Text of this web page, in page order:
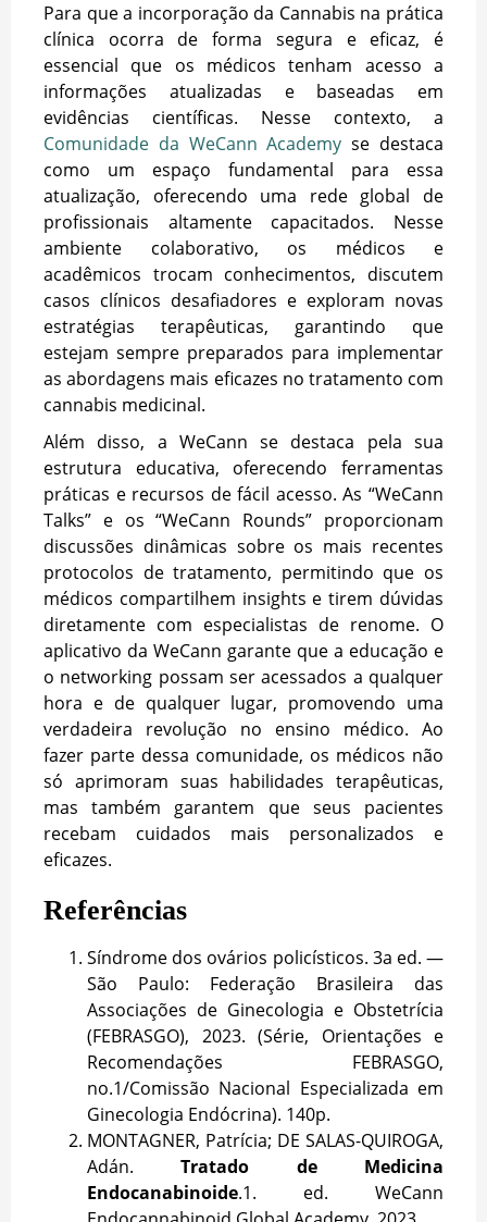
Para que a incorporação da Cannabis na prática
clínica ocorra de forma segura e eficaz, é
essencial que os médicos tenham acesso a
informações atualizadas e baseadas em
evidências científicas. Nesse contexto, a
Comunidade da WeCann Academy se destaca
como um espaço fundamental para essa
atualização, oferecendo uma rede global de
profissionais altamente capacitados. Nesse
ambiente colaborativo, os médicos e
acadêmicos trocam conhecimentos, discutem
casos clínicos desafiadores e exploram novas
estratégias terapêuticas, garantindo que
estejam sempre preparados para implementar
as abordagens mais eficazes no tratamento com
cannabis medicinal.
Além disso, a WeCann se destaca pela sua
estrutura educativa, oferecendo ferramentas
práticas e recursos de fácil acesso. As “WeCann
Talks” e os “WeCann Rounds” proporcionam
discussões dinâmicas sobre os mais recentes
protocolos de tratamento, permitindo que os
médicos compartilhem insights e tirem dúvidas
diretamente com especialistas de renome. O
aplicativo da WeCann garante que a educação e
o networking possam ser acessados a qualquer
hora e de qualquer lugar, promovendo uma
verdadeira revolução no ensino médico. Ao
fazer parte dessa comunidade, os médicos não
só aprimoram suas habilidades terapêuticas,
mas também garantem que seus pacientes
recebam cuidados mais personalizados e
eficazes.
Referências
Síndrome dos ovários policísticos. 3a ed. —
São Paulo: Federação Brasileira das
Associações de Ginecologia e Obstetrícia
(FEBRASGO), 2023. (Série, Orientações e
Recomendações FEBRASGO,
no.1/Comissão Nacional Especializada em
Ginecologia Endócrina). 140p.
MONTAGNER, Patrícia; DE SALAS-QUIROGA,
Adán.Tratado de Medicina
Endocanabinoide.1. ed. WeCann